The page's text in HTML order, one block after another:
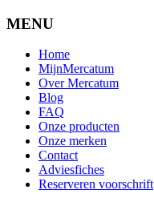
MENU
Home
MijnMercatum
Over Mercatum
Blog
FAQ
Onze producten
Onze merken
Contact
Adviesfiches
Reserveren voorschrift